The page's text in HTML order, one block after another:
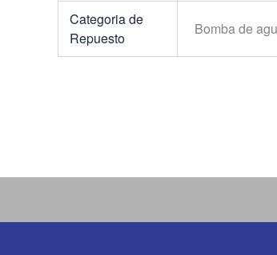
Categoria de
Repuesto
Bomba de